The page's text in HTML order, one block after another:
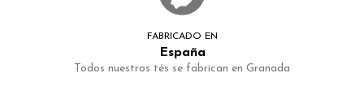
FABRICADO EN
España
Todos nuestros tés se fabrican en Granada